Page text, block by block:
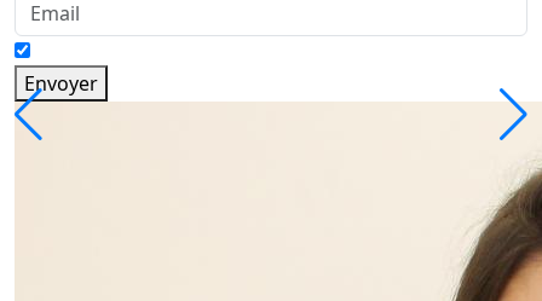
Envoyer